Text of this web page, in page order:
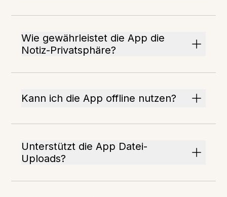
Wie gewährleistet die App die
Notiz-Privatsphäre?
Kann ich die App offline nutzen?
Unterstützt die App Datei-
Uploads?